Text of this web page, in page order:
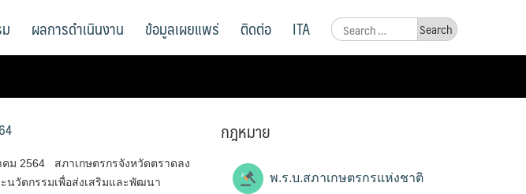
Search
for:
ผลการดำเนินงาน ข้อมูลเผยแพร่ ติดต่อ ITA
ม 2564 สภาเกษตรกรจังหวัดตราดลง
นวัตกรรมเพื่อส่งเสริมและพัฒนา
กฎหมาย
พ.ร.บ.สภาเกษตรกรแห่งชาติ